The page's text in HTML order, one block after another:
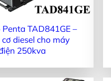
Penta TAD841GE –
diesel cho máy
250kva